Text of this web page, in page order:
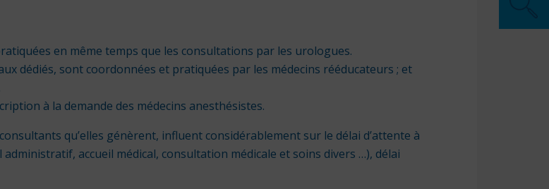
en même temps que les consultations par les urologues.
dédiés, sont coordonnées et pratiquées par les médecins rééducateurs ; et
à la demande des médecins anesthésistes.
qu’elles génèrent, influent considérablement sur le délai d’attente à
accueil médical, consultation médicale et soins divers …), délai